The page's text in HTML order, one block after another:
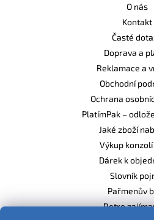
O nás
Kontakt
Časté
Doprava a
Reklamace a
Obchodní
Ochrana
PlatímPak –
Jaké zboží
Výkup
Dárek k
Slovník
Pařmenův
Retro